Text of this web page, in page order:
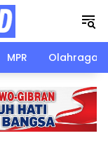
MPR Olahraga